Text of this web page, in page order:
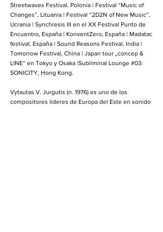
Streetwaves Festival, Polonia | Festival “Music of
Changes”, Lituania | Festival “2D2N of New Music”,
Ucrania | Synchresis III en el XX Festival Punto de
Encuentro, España | KonventZero, España | Madatac
festival, España | Sound Reasons Festival, India |
Tomorrow Festival, China | Japan tour „concep &
LINE“ en Tokyo y Osaka |Subliminal Lounge #03:
SONICITY, Hong Kong.
Vytautas V. Jurgutis (n. 1976) es uno de los
compositores líderes de Europa del Este en sonido